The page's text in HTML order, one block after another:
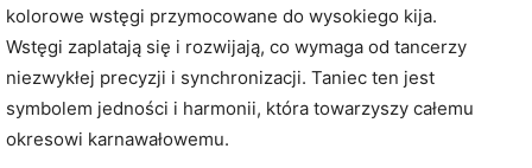
kolorowe wstęgi przymocowane do wysokiego kija.
Wstęgi zaplatają się i rozwijają, co wymaga od tancerzy
niezwykłej precyzji i synchronizacji. Taniec ten jest
symbolem jedności i harmonii, która towarzyszy całemu
okresowi karnawałowemu.